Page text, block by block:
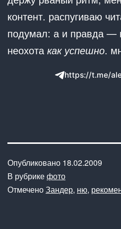
контент. распугиваю
подумал: а и правда —
неохота как успешно.
https://t.me/
Опубликовано 18.02.2009
В рубрикефото
ОтмеченоЗандер, ню,